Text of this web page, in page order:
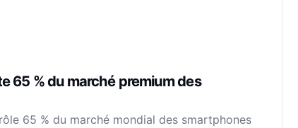
65 % du marché premium des
65 % du marché mondial des smartphones